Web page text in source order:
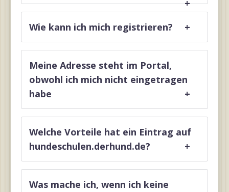
+
Wie kann ich mich registrieren?
+
Meine Adresse steht im Portal,
obwohl ich mich nicht eingetragen
habe
+
Welche Vorteile hat ein Eintrag auf
hundeschulen.derhund.de?
+
Was mache ich, wenn ich keine